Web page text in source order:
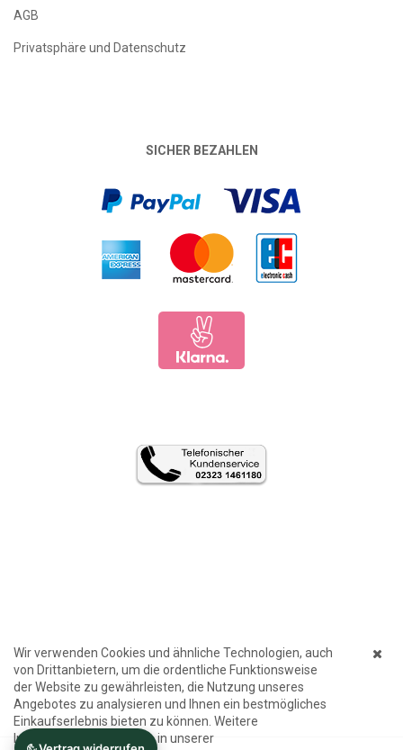
Wir verwenden Cookies und ähnliche Technologien, auch
von Drittanbietern, um die ordentliche Funktionsweise
der Website zu gewährleisten, die Nutzung unseres
Angebotes zu analysieren und Ihnen ein bestmögliches
Einkaufserlebnis bieten zu können. Weitere
Informationen finden Sie in unserer
AGB
Privatsphäre und Datenschutz
SICHER BEZAHLEN